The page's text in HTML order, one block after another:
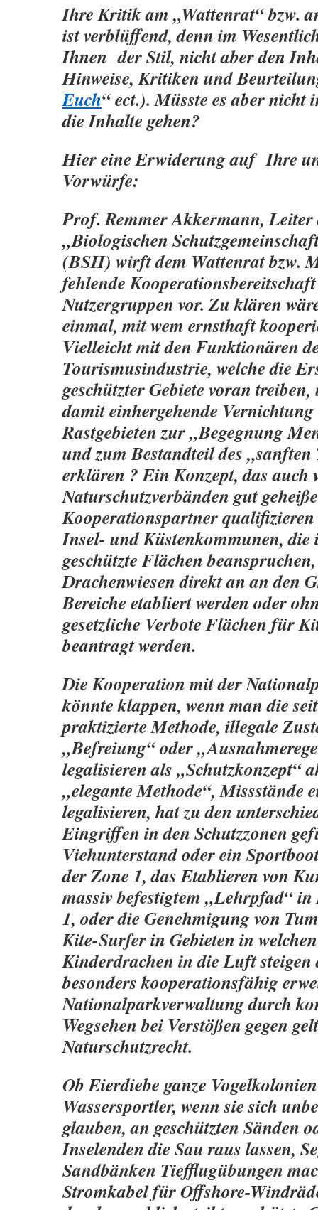
Ihre Kritik am „Wattenrat“ bzw.
ist verblüffend, denn im
Ihnen der Stil, nicht aber den
Hinweise, Kritiken und
Euch“ ect.). Müsste es aber
die Inhalte gehen?
Hier eine Erwiderung auf Ihre
Vorwürfe:
Prof. Remmer Akkermann, Leiter
„Biologischen
(BSH) wirft dem Wattenrat bzw.
fehlende
Nutzergruppen vor. Zu klären
einmal, mit wem ernsthaft
Vielleicht mit den Funktionären
Tourismusindustrie, welche die
geschützter Gebiete voran
damit einhergehende
Rastgebieten zur „Begegnung
und zum Bestandteil des
erklären ? Ein Konzept, das auch
Naturschutzverbänden gut
Kooperationspartner qualifizieren
Insel- und Küstenkommunen, die
geschützte Flächen
Drachenwiesen direkt an an den
Bereiche etabliert werden oder
gesetzliche Verbote Flächen für
beantragt werden.
Die Kooperation mit der
könnte klappen, wenn man die
praktizierte Methode, illegale
„Befreiung“ oder
legalisieren als „Schutzkonzept“
„elegante Methode“, Missstände
legalisieren, hat zu den
Eingriffen in den Schutzzonen
Viehunterstand oder ein
der Zone 1, das Etablieren von
massiv befestigtem „Lehrpfad“
1, oder die Genehmigung von
Kite-Surfer in Gebieten in
Kinderdrachen in die Luft
besonders kooperationsfähig
Nationalparkverwaltung durch
Wegsehen bei Verstößen gegen
Naturschutzrecht.
Ob Eierdiebe ganze
Wassersportler, wenn sie sich
glauben, an geschützten Sänden
Inselenden die Sau raus lassen,
Sandbänken Tiefflugübungen
Stromkabel für Offshore-